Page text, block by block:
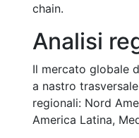
chain.
Analisi
Il mercato globale
a nastro
regionali: Nord
America Latina,